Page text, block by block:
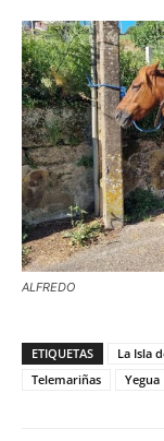
ALFREDO
ETIQUETAS La Isla
Telemariñas
Yegua